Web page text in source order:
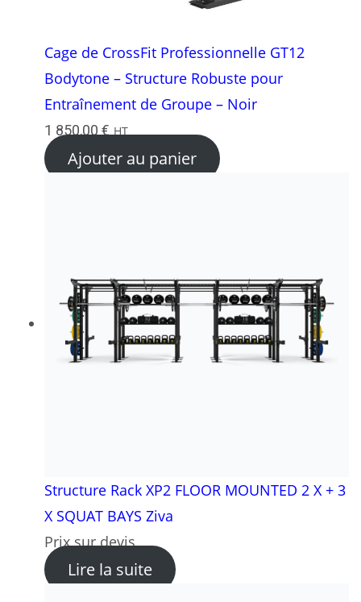
Cage de CrossFit Professionnelle GT12
Bodytone – Structure Robuste pour
Entraînement de Groupe – Noir
1 850,00 € HT
Ajouter au panier
Structure Rack XP2 FLOOR MOUNTED 2 X + 3
X SQUAT BAYS Ziva
Prix sur devis
Lire la suite: Structure Rack XP2